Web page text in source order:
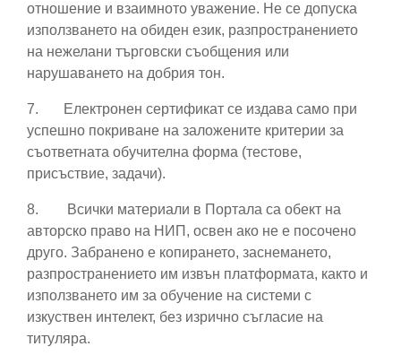
отношение и взаимното уважение. Не се допуска
използването на обиден език, разпространението
на нежелани търговски съобщения или
нарушаването на добрия тон.
7.
Електронен сертификат се издава само при
успешно покриване на заложените критерии за
съответната обучителна форма (тестове,
присъствие, задачи).
8.
Всички материали в Портала са обект на
авторско право на НИП, освен ако не е посочено
друго. Забранено е копирането, заснемането,
разпространението им извън платформата, както и
използването им за обучение на системи с
изкуствен интелект, без изрично съгласие на
титуляра.